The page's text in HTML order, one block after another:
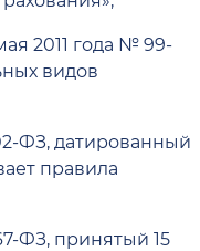
2011 года № 99-
видов
ФЗ, датированный
правила
ФЗ, принятый 15